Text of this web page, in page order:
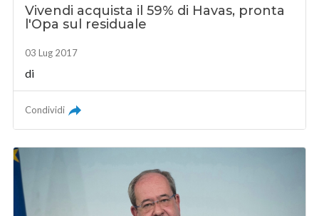
Vivendi acquista il 59% di Havas, pronta
l'Opa sul residuale
03 Lug 2017
di
Condividi